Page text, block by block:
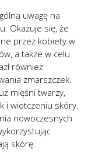
uwagę na
Okazuje się, że
przez kobiety w
a także w celu
również
zmarszczek.
mięśni twarzy,
i wiotczeniu skóry.
nowoczesnych
skórę.